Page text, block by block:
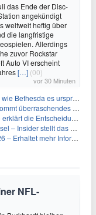
das Ende der Disc-
angekündigt
weltweit heftig über
die langfristige
Allerdings
zuvor Rockstar
Auto VI erscheint
[…] (00)
vor 30 Minuten
es ursprünglich wollte
Update mit gewünschter Komfortfunktion
für Download-Codes
stellt das neue Gerücht klar
mehr Informationen
NFL-